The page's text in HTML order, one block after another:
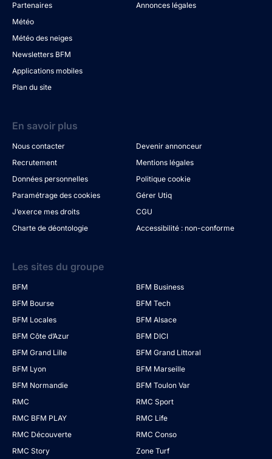
Partenaires
Météo
Météo des neiges
Newsletters BFM
Applications mobiles
Plan du site
Annonces légales
En savoir plus
Nous contacter
Devenir annonceur
Recrutement
Mentions légales
Données personnelles
Politique cookie
Paramétrage des cookies
Gérer Utiq
J’exerce mes droits
CGU
Charte de déontologie
Accessibilité : non-conforme
Les sites du groupe
BFM
BFM Business
BFM Bourse
BFM Tech
BFM Locales
BFM Alsace
BFM Côte d’Azur
BFM DICI
BFM Grand Lille
BFM Grand Littoral
BFM Lyon
BFM Marseille
BFM Normandie
BFM Toulon Var
RMC
RMC Sport
RMC BFM PLAY
RMC Life
RMC Découverte
RMC Conso
RMC Story
Zone Turf